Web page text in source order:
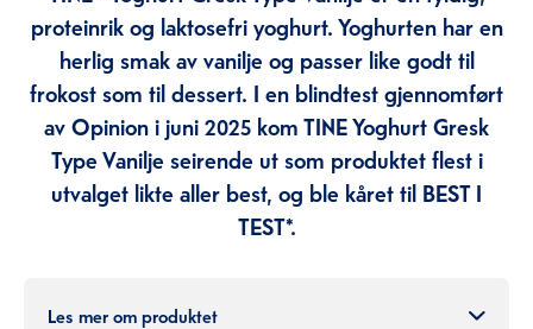
proteinrik og laktosefri yoghurt. Yoghurten har en
herlig smak av vanilje og passer like godt til
frokost som til dessert. I en blindtest gjennomført
av Opinion i juni 2025 kom TINE Yoghurt Gresk
Type Vanilje seirende ut som produktet flest i
utvalget likte aller best, og ble kåret til BEST I
TEST*.
Les mer om produktet